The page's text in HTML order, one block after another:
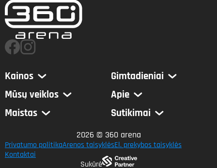
Kainos
Gimtadieniai
Mūsų veiklos
Apie
Maistas
Sutikimai
2026 © 360 arena
Privatumo politikaArenos taisyklėsEl. prekybos taisyklės
Kontaktai
Sukūrė